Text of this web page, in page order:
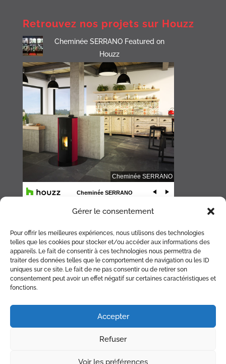
Gérer le consentement
Pour offrir les meilleures expériences, nous utilisons des technologies
telles que les cookies pour stocker et/ou accéder aux informations des
appareils. Le fait de consentir à ces technologies nous permettra de
traiter des données telles que le comportement de navigation ou les ID
uniques sur ce site. Le fait de ne pas consentir ou de retirer son
consentement peut avoir un effet négatif sur certaines caractéristiques et
fonctions.
Accepter
Refuser
Voir les préférences
Retrouvez nos projets sur Houzz
Cheminée SERRANO Featured on
Houzz
ACCESSOIRES
RÉALISATIONS
PARTENAIRES
PLAN
RDV RAMONAGE